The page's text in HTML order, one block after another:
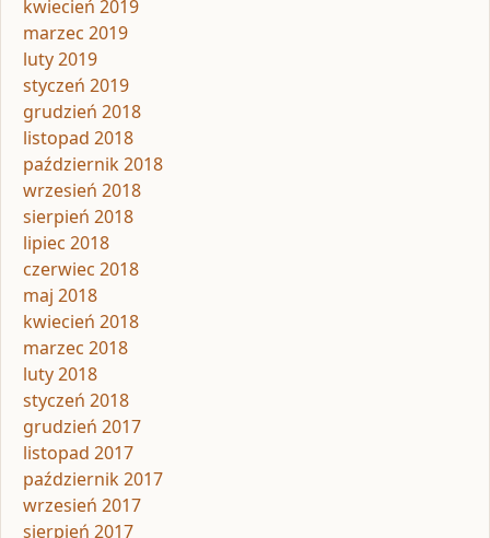
kwiecień 2019
marzec 2019
luty 2019
styczeń 2019
grudzień 2018
listopad 2018
październik 2018
wrzesień 2018
sierpień 2018
lipiec 2018
czerwiec 2018
maj 2018
kwiecień 2018
marzec 2018
luty 2018
styczeń 2018
grudzień 2017
listopad 2017
październik 2017
wrzesień 2017
sierpień 2017